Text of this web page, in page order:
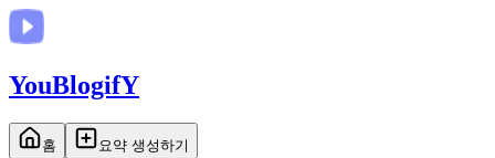
YouBlogifY
홈 요약 생성하기